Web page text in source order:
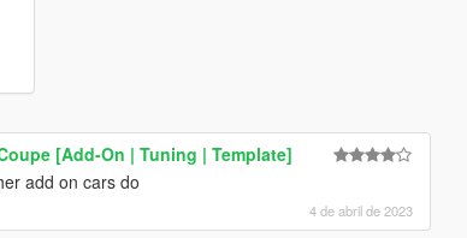
[Add-On | Tuning | Template]
add on cars do
4 de abril de 2023